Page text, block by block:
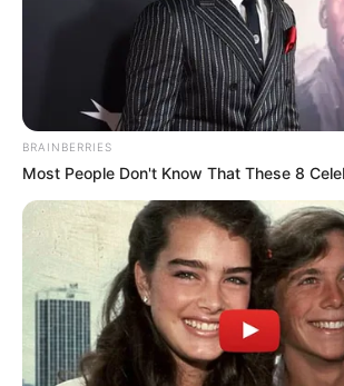
BRAINBERRIES
Most People Don't Know That These 8